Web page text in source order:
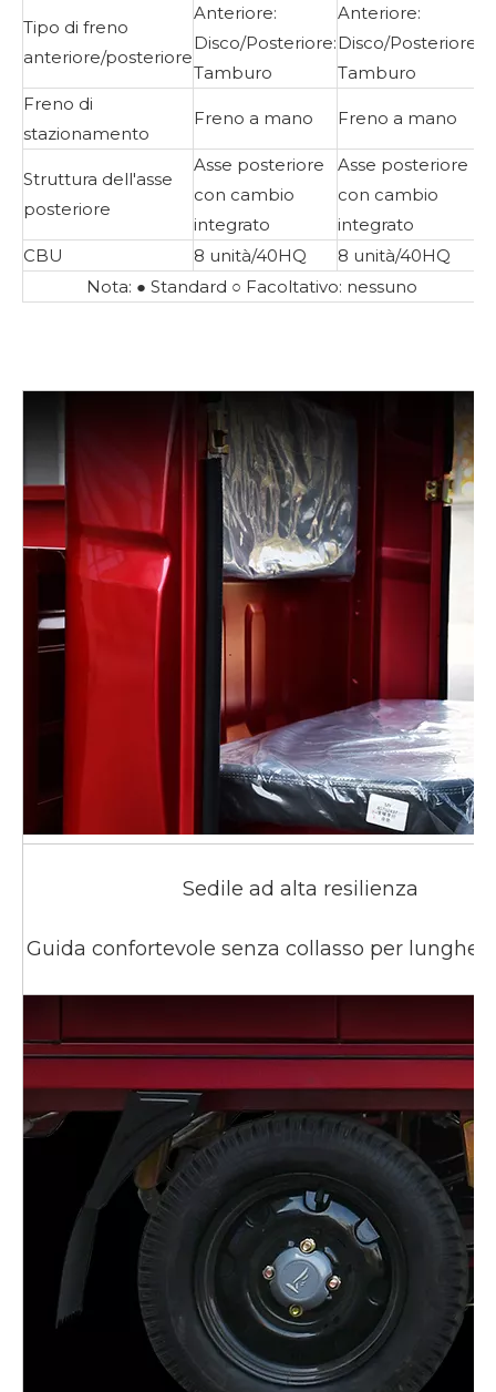
Tipo di freno
anteriore/posteriore
Anteriore:
Disco/Posteriore:
Tamburo
Anteriore:
Disco/Posteriore:
Tamburo
Freno di
stazionamento
Freno a mano Freno a mano
Struttura dell'asse
posteriore
Asse posteriore
con cambio
integrato
Asse posteriore
con cambio
integrato
CBU
8 unità/40HQ
8 unità/40HQ
Nota: ● Standard ○ Facoltativo: nessuno
Sedile ad alta resilienza
Guida confortevole senza collasso per lunghe